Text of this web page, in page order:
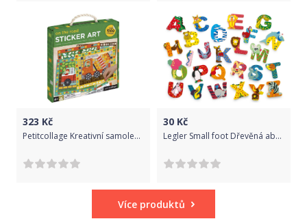
323 Kč
Petitcollage Kreativní samolepky v boxu doprava - 1000 kusů
30 Kč
Legler Small foot Dřevěná abeceda - písmena 1 ks Varianta: Q
Více produktů